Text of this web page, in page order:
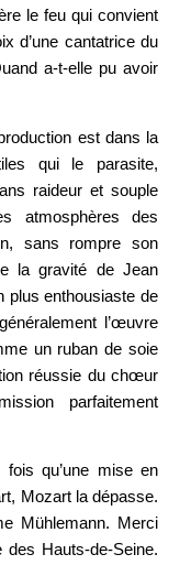
le feu qui convient
d’une cantatrice du
a-t-elle pu avoir
est dans la
qui le parasite,
raideur et souple
atmosphères des
sans rompre son
la gravité de Jean
plus enthousiaste de
l’œuvre
un ruban de soie
réussie du chœur
parfaitement
qu’une mise en
Mozart la dépasse.
Mühlemann. Merci
Hauts-de-Seine.